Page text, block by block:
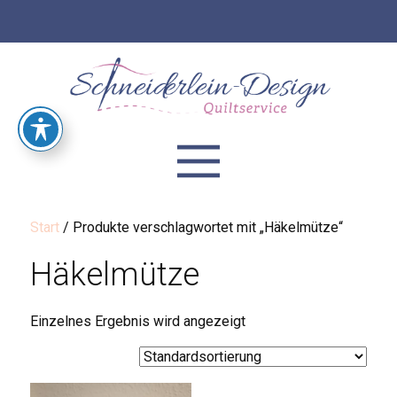
Start / Produkte verschlagwortet mit „Häkelmütze“
Häkelmütze
Einzelnes Ergebnis wird angezeigt